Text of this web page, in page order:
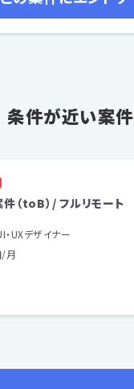
条件が近い案件
（toB）/ フルリモート
UXデザイナー
月